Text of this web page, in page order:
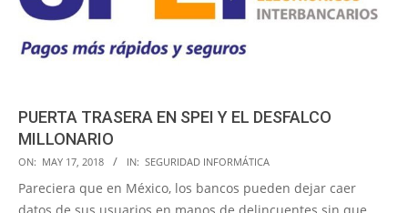
PUERTA TRASERA EN SPEI Y EL DESFALCO
MILLONARIO
2018-
05-
17
ON: MAY 17, 2018 IN: SEGURIDAD INFORMÁTICA
Pareciera que en México, los bancos pueden dejar caer